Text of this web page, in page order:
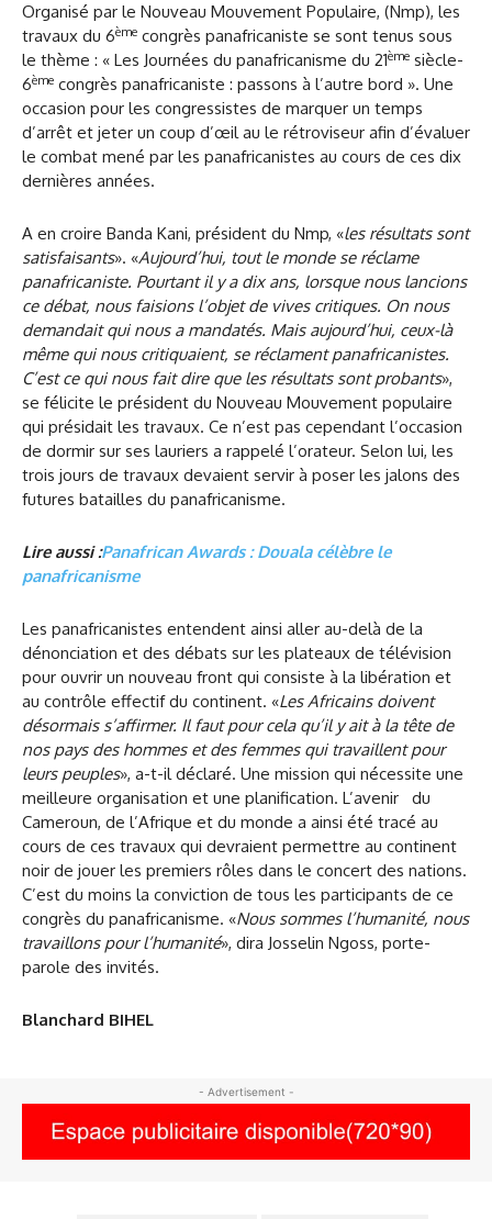
Organisé par le Nouveau Mouvement Populaire, (Nmp), les
travaux du 6ème congrès panafricaniste se sont tenus sous
le thème : « Les Journées du panafricanisme du 21ème siècle-
6ème congrès panafricaniste : passons à l’autre bord ». Une
occasion pour les congressistes de marquer un temps
d’arrêt et jeter un coup d’œil au le rétroviseur afin d’évaluer
le combat mené par les panafricanistes au cours de ces dix
dernières années.
A en croire Banda Kani, président du Nmp, «les résultats sont
satisfaisants». «Aujourd’hui, tout le monde se réclame
panafricaniste. Pourtant il y a dix ans, lorsque nous lancions
ce débat, nous faisions l’objet de vives critiques. On nous
demandait qui nous a mandatés. Mais aujourd’hui, ceux-là
même qui nous critiquaient, se réclament panafricanistes.
C’est ce qui nous fait dire que les résultats sont probants»,
se félicite le président du Nouveau Mouvement populaire
qui présidait les travaux. Ce n’est pas cependant l’occasion
de dormir sur ses lauriers a rappelé l’orateur. Selon lui, les
trois jours de travaux devaient servir à poser les jalons des
futures batailles du panafricanisme.
Lire aussi :Panafrican Awards : Douala célèbre le
panafricanisme
Les panafricanistes entendent ainsi aller au-delà de la
dénonciation et des débats sur les plateaux de télévision
pour ouvrir un nouveau front qui consiste à la libération et
au contrôle effectif du continent. «Les Africains doivent
désormais s’affirmer. Il faut pour cela qu’il y ait à la tête de
nos pays des hommes et des femmes qui travaillent pour
leurs peuples», a-t-il déclaré. Une mission qui nécessite une
meilleure organisation et une planification. L’avenir du
Cameroun, de l’Afrique et du monde a ainsi été tracé au
cours de ces travaux qui devraient permettre au continent
noir de jouer les premiers rôles dans le concert des nations.
C’est du moins la conviction de tous les participants de ce
congrès du panafricanisme. «Nous sommes l’humanité, nous
travaillons pour l’humanité», dira Josselin Ngoss, porte-
parole des invités.
Blanchard BIHEL
- Advertisement -